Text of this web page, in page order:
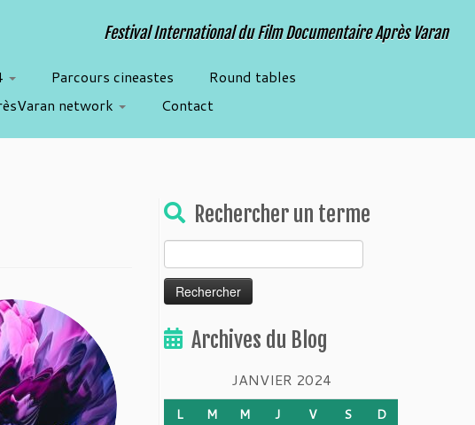
Festival International du Film Documentaire Après Varan
Parcours cineastes
Round tables
network Contact
Rechercher un terme
Archives du Blog
JANVIER 2024
L M M J V S
D